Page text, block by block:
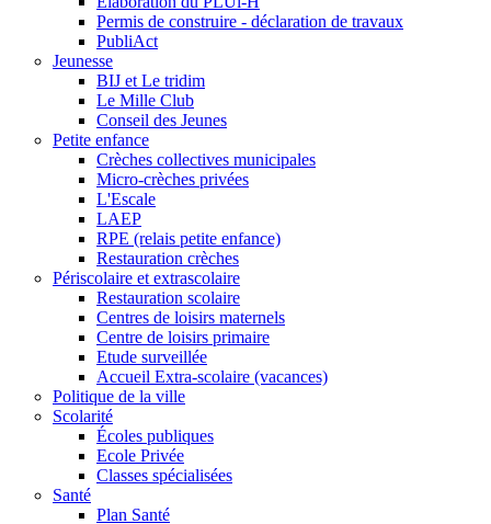
Permis de construire - déclaration de travaux
PubliAct
Jeunesse
BIJ et Le tridim
Le Mille Club
Conseil des Jeunes
Petite enfance
Crèches collectives municipales
Micro-crèches privées
L'Escale
LAEP
RPE (relais petite enfance)
Restauration crèches
Périscolaire et extrascolaire
Restauration scolaire
Centres de loisirs maternels
Centre de loisirs primaire
Etude surveillée
Accueil Extra-scolaire (vacances)
Politique de la ville
Scolarité
Écoles publiques
Ecole Privée
Classes spécialisées
Santé
Plan Santé